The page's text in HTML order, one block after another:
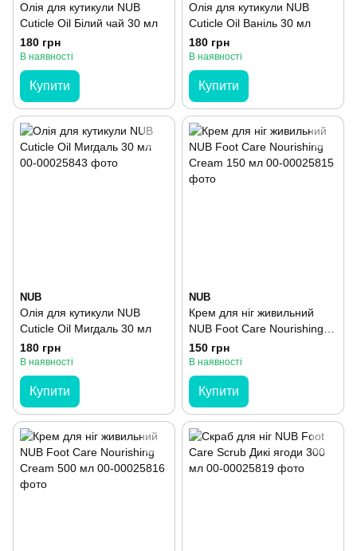
Олія для кутикули NUB
Cuticle Oil Білий чай 30 мл
180 грн
В наявності
Купити
Олія для кутикули NUB
Cuticle Oil Ваніль 30 мл
180 грн
В наявності
Купити
NUB
Олія для кутикули NUB
Cuticle Oil Мигдаль 30 мл
180 грн
В наявності
Купити
NUB
Крем для ніг живильний
NUB Foot Care Nourishing
Cream 150 мл
150 грн
В наявності
Купити